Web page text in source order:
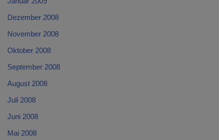
Dezember 2008
November 2008
Oktober 2008
September 2008
August 2008
Juli 2008
Juni 2008
Mai 2008